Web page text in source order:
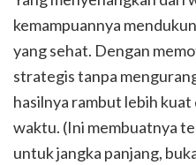
kemampuannya
yang sehat. Dengan
strategis tanpa
hasilnya rambut lebih
waktu. (Ini membuatnya
untuk jangka panjang,